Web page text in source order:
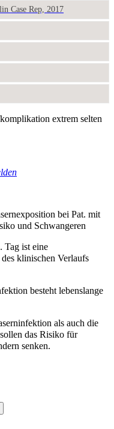
Case Rep, 2017
extrem selten
bei Pat. mit
und Schwangeren
Tag ist eine
klinischen Verlaufs
besteht lebenslange
als auch die
das Risiko für
senken.